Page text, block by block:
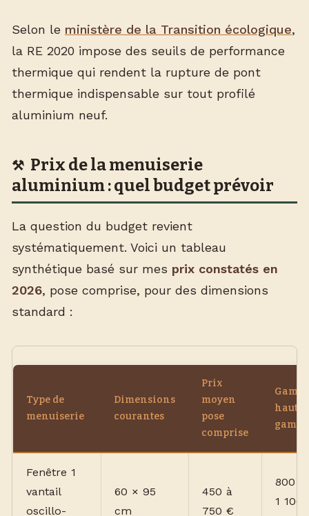
Selon le ministère de la Transition écologique,
la RE 2020 impose des seuils de performance
thermique qui rendent la rupture de pont
thermique indispensable sur tout profilé
aluminium neuf.
Prix de la menuiserie
aluminium : quel budget prévoir
La question du budget revient
systématiquement. Voici un tableau
synthétique basé sur mes prix constatés en
2026, pose comprise, pour des dimensions
standard :
Type de
menuiserie
Dimensions
courantes
Prix
moyen
pose
comprise
haut
Fenêtre 1
vantail
oscillo-
60 × 95
cm
450 à
750 €
800 à
1 100